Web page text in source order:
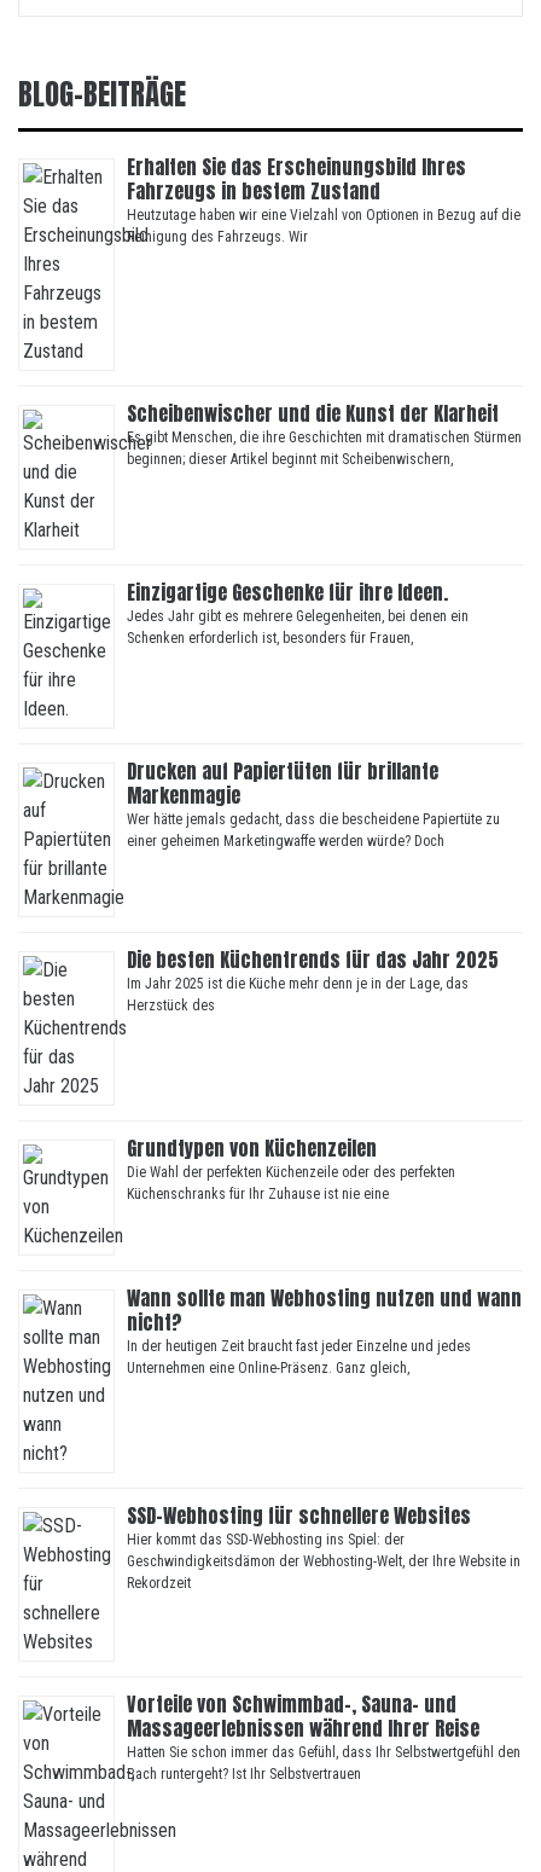
BLOG-BEITRÄGE
Erhalten Sie das Erscheinungsbild Ihres
Fahrzeugs in bestem Zustand
Heutzutage haben wir eine Vielzahl von Optionen in Bezug auf die
Reinigung des Fahrzeugs. Wir
Scheibenwischer und die Kunst der Klarheit
Es gibt Menschen, die ihre Geschichten mit dramatischen Stürmen
beginnen; dieser Artikel beginnt mit Scheibenwischern,
Einzigartige Geschenke für ihre Ideen.
Jedes Jahr gibt es mehrere Gelegenheiten, bei denen ein
Schenken erforderlich ist, besonders für Frauen,
Drucken auf Papiertüten für brillante
Markenmagie
Wer hätte jemals gedacht, dass die bescheidene Papiertüte zu
einer geheimen Marketingwaffe werden würde? Doch
Die besten Küchentrends für das Jahr 2025
Im Jahr 2025 ist die Küche mehr denn je in der Lage, das
Herzstück des
Grundtypen von Küchenzeilen
Die Wahl der perfekten Küchenzeile oder des perfekten
Küchenschranks für Ihr Zuhause ist nie eine
Wann sollte man Webhosting nutzen und wann
nicht?
In der heutigen Zeit braucht fast jeder Einzelne und jedes
Unternehmen eine Online-Präsenz. Ganz gleich,
SSD-Webhosting für schnellere Websites
Hier kommt das SSD-Webhosting ins Spiel: der
Geschwindigkeitsdämon der Webhosting-Welt, der Ihre Website in
Rekordzeit
Vorteile von Schwimmbad-, Sauna- und
Massageerlebnissen während Ihrer Reise
Hatten Sie schon immer das Gefühl, dass Ihr Selbstwertgefühl den
Bach runtergeht? Ist Ihr Selbstvertrauen